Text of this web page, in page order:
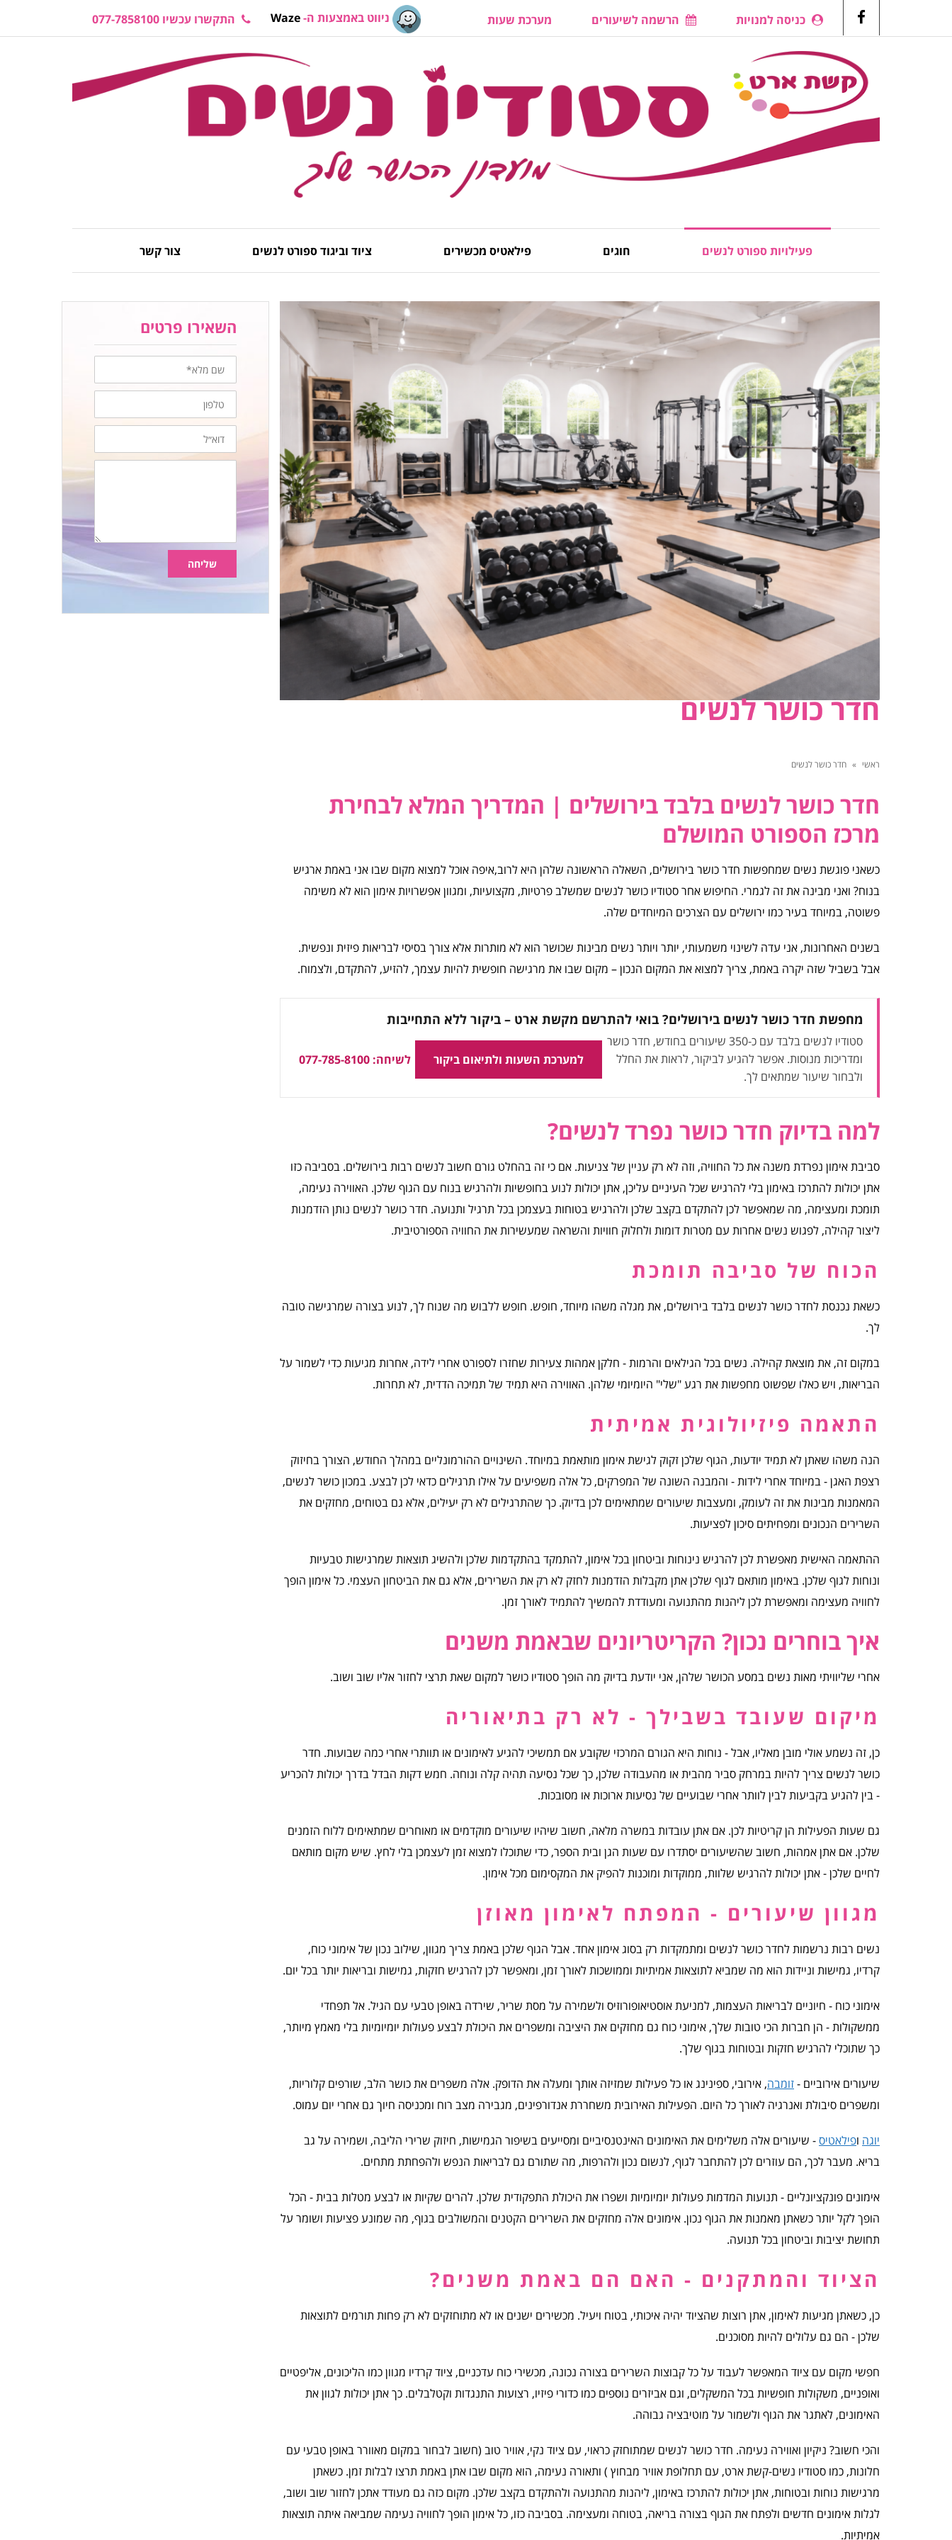
Facebook
כניסה למנויות הרשמה לשיעורים מערכת שעות ניווט באמצעות ה-Waze התקשרו עכשיו 077-7858100
פעילויות ספורט לנשים חוגים פילאטיס מכשירים ציוד וביגוד ספורט לנשים צור קשר
חדר כושר לנשים
ראשי » חדר כושר לנשים
חדר כושר לנשים בלבד בירושלים | המדריך המלא לבחירת
מרכז הספורט המושלם
כשאני פוגשת נשים שמחפשות חדר כושר בירושלים, השאלה הראשונה שלהן היא לרוב,איפה אוכל למצוא מקום שבו אני באמת ארגיש
בנוח? ואני מבינה את זה לגמרי. החיפוש אחר סטודיו כושר לנשים שמשלב פרטיות, מקצועיות, ומגוון אפשרויות אימון הוא לא משימה
פשוטה, במיוחד בעיר כמו ירושלים עם הצרכים המיוחדים שלה.
בשנים האחרונות, אני עדה לשינוי משמעותי, יותר ויותר נשים מבינות שכושר הוא לא מותרות אלא צורך בסיסי לבריאות פיזית ונפשית.
אבל בשביל שזה יקרה באמת, צריך למצוא את המקום הנכון – מקום שבו את מרגישה חופשית להיות עצמך, להזיע, להתקדם, ולצמוח.
מחפשת חדר כושר לנשים בירושלים? בואי להתרשם מקשת ארט – ביקור ללא התחייבות
סטודיו לנשים בלבד עם כ-350 שיעורים בחודש, חדר כושר
ומדריכות מנוסות. אפשר להגיע לביקור, לראות את החלל
ולבחור שיעור שמתאים לך.
למערכת השעות ולתיאום ביקור לשיחה: 077-785-8100
למה בדיוק חדר כושר נפרד לנשים?
סביבת אימון נפרדת משנה את כל החוויה, וזה לא רק עניין של צניעות. אם כי זה בהחלט גורם חשוב לנשים רבות בירושלים. בסביבה כזו
אתן יכולות להתרכז באימון בלי להרגיש שכל העיניים עליכן, אתן יכולות לנוע בחופשיות ולהרגיש בנוח עם הגוף שלכן. האווירה נעימה,
תומכת ומעצימה, מה שמאפשר לכן להתקדם בקצב שלכן ולהרגיש בטוחות בעצמכן בכל תרגיל ותנועה. חדר כושר לנשים נותן הזדמנות
ליצור קהילה, לפגוש נשים אחרות עם מטרות דומות ולחלוק חוויות והשראה שמעשירות את החוויה הספורטיבית.
הכוח של סביבה תומכת
כשאת נכנסת לחדר כושר לנשים בלבד בירושלים, את מגלה משהו מיוחד, חופש. חופש ללבוש מה שנוח לך, לנוע בצורה שמרגישה טובה
לך.
במקום זה, את מוצאת קהילה. נשים בכל הגילאים והרמות - חלקן אמהות צעירות שחזרו לספורט אחרי לידה, אחרות מגיעות כדי לשמור על
הבריאות, ויש כאלו שפשוט מחפשות את רגע "שלי" היומיומי שלהן. האווירה היא תמיד של תמיכה הדדית, לא תחרות.
התאמה פיזיולוגית אמיתית
הנה משהו שאתן לא תמיד יודעות, הגוף שלכן זקוק לגישת אימון מותאמת במיוחד. השינויים ההורמונליים במהלך החודש, הצורך בחיזוק
רצפת האגן - במיוחד אחרי לידות - והמבנה השונה של המפרקים, כל אלה משפיעים על אילו תרגילים כדאי לכן לבצע. במכון כושר לנשים,
המאמנות מבינות את זה לעומק, ומעצבות שיעורים שמתאימים לכן בדיוק. כך שהתרגילים לא רק יעילים, אלא גם בטוחים, מחזקים את
השרירים הנכונים ומפחיתים סיכון לפציעות.
ההתאמה האישית מאפשרת לכן להרגיש נינוחות וביטחון בכל אימון, להתמקד בהתקדמות שלכן ולהשיג תוצאות שמרגישות טבעיות
ונוחות לגוף שלכן. באימון מותאם לגוף שלכן אתן מקבלות הזדמנות לחזק לא רק את השרירים, אלא גם את הביטחון העצמי. כל אימון הופך
לחוויה מעצימה ומאפשרת לכן ליהנות מהתנועה ומעודדת להמשיך להתמיד לאורך זמן.
איך בוחרים נכון? הקריטריונים שבאמת משנים
אחרי שליוויתי מאות נשים במסע הכושר שלהן, אני יודעת בדיוק מה הופך סטודיו כושר למקום שאת תרצי לחזור אליו שוב ושוב.
מיקום שעובד בשבילך - לא רק בתיאוריה
כן, זה נשמע אולי מובן מאליו, אבל - נוחות היא הגורם המרכזי שקובע אם תמשיכי להגיע לאימונים או תוותרי אחרי כמה שבועות. חדר
כושר לנשים צריך להיות במרחק סביר מהבית או מהעבודה שלכן, כך שכל נסיעה תהיה קלה ונוחה. חמש דקות הבדל בדרך יכולות להכריע
- בין להגיע בקביעות לבין לוותר אחרי שבועיים של נסיעות ארוכות או מסובכות.
גם שעות הפעילות הן קריטיות לכן. אם אתן עובדות במשרה מלאה, חשוב שיהיו שיעורים מוקדמים או מאוחרים שמתאימים ללוח הזמנים
שלכן. אם אתן אמהות, חשוב שהשיעורים יסתדרו עם שעות הגן ובית הספר, כדי שתוכלו למצוא זמן לעצמכן בלי לחץ. שיש מקום מותאם
לחיים שלכן - אתן יכולות להרגיש שלוות, ממוקדות ומוכנות להפיק את המקסימום מכל אימון.
מגוון שיעורים - המפתח לאימון מאוזן
נשים רבות נרשמות לחדר כושר לנשים ומתמקדות רק בסוג אימון אחד. אבל הגוף שלכן באמת צריך מגוון, שילוב נכון של אימוני כוח,
קרדיו, גמישות וניידות הוא מה שמביא לתוצאות אמיתיות וממושכות לאורך זמן, ומאפשר לכן להרגיש חזקות, גמישות ובריאות יותר בכל יום.
אימוני כוח - חיוניים לבריאות העצמות, למניעת אוסטיאופורוזיס ולשמירה על מסת שריר, שירדה באופן טבעי עם הגיל. אל תפחדי
ממשקולות - הן חברות הכי טובות שלך, אימוני כוח גם מחזקים את היציבה ומשפרים את היכולת לבצע פעולות יומיומיות בלי מאמץ מיותר,
כך שתוכלי להרגיש חזקות ובטוחות בגוף שלך.
שיעורים אירוביים -זומבה, אירובי, ספינינג או כל פעילות שמזיזה אותך ומעלה את הדופק. אלה משפרים את כושר הלב, שורפים קלוריות,
ומשפרים סיבולת ואנרגיה לאורך כל היום. הפעילות האירובית משחררת אנדורפינים, מגבירה מצב רוח ומכניסה חיוך גם אחרי יום עמוס.
יוגה ופילאטיס- שיעורים אלה משלימים את האימונים האינטנסיביים ומסייעים בשיפור הגמישות, חיזוק שרירי הליבה, ושמירה על גב
בריא. מעבר לכך, הם עוזרים לכן להתחבר לגוף, לנשום נכון ולהרפות, מה שתורם גם לבריאות הנפש ולהפחתת מתחים.
אימונים פונקציונליים - תנועות המדמות פעולות יומיומיות ושפרו את היכולת התפקודית שלכן. להרים שקיות או לבצע מטלות בבית - הכל
הופך לקל יותר כשאתן מאמנות את הגוף נכון. אימונים אלה מחזקים את השרירים הקטנים והמשולבים בגוף, מה שמונע פציעות ושומר על
תחושת יציבות וביטחון בכל תנועה.
הציוד והמתקנים - האם הם באמת משנים?
כן, כשאתן מגיעות לאימון, אתן רוצות שהציוד יהיה איכותי, בטוח ויעיל. מכשירים ישנים או לא מתוחזקים לא רק פחות תורמים לתוצאות
שלכן - הם גם עלולים להיות מסוכנים.
חפשי מקום עם ציוד המאפשר לעבוד על כל קבוצות השרירים בצורה נכונה, מכשירי כוח עדכניים, ציוד קרדיו מגוון כמו הליכונים, אליפטיים
ואופניים, משקולות חופשיות בכל המשקלים, וגם אביזרים נוספים כמו כדורי פיזיו, רצועות התנגדות וקטלבלים. כך אתן יכולות לגוון את
האימונים, לאתגר את הגוף ולשמור על מוטיבציה גבוהה.
והכי חשוב? ניקיון ואווירה נעימה. חדר כושר לנשים שמתוחזק כראוי, עם ציוד נקי, אוויר טוב (חשוב לבחור במקום מאוורר באופן טבעי עם
חלונות, כמו סטודיו נשים-קשת ארט, עם תחלופת אוויר מבחוץ ) ותאורה נעימה, הוא מקום שבו אתן באמת תרצו לבלות זמן. כשאתן
מרגישות נוחות ובטוחות, אתן יכולות להתרכז באימון, ליהנות מהתנועה ולהתקדם בקצב שלכן. מקום כזה גם מעודד אתכן לחזור שוב ושוב,
לגלות אימונים חדשים ולפתח את הגוף בצורה בריאה, בטוחה ומעצימה. בסביבה כזו, כל אימון הופך לחוויה נעימה שמביאה איתה תוצאות
אמיתיות.
השאירו פרטים
שם
מלא
טלפון
דוא״ל
הודעה
שליחה